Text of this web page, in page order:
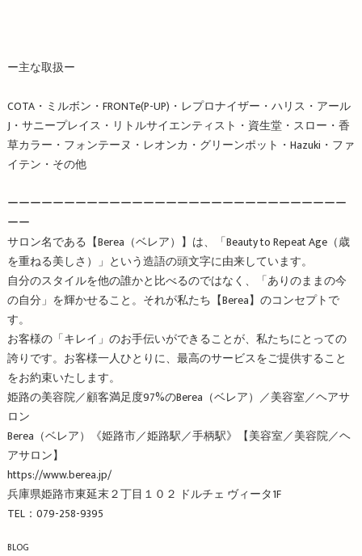
ー主な取扱ー
COTA・ミルボン・FRONTe(P-UP)・レプロナイザー・ハリス・アール
J・サニープレイス・リトルサイエンティスト・資生堂・スロー・香
草カラー・フォンテーヌ・レオンカ・グリーンポット・Hazuki・ファ
イテン・その他
ーーーーーーーーーーーーーーーーーーーーーーーーーーーーーー
ーー
サロン名である【Berea（ベレア）】は、「Beauty to Repeat Age（歳
を重ねる美しさ）」という造語の頭文字に由来しています。
自分のスタイルを他の誰かと比べるのではなく、「ありのままの今
の自分」を輝かせること。それが私たち【Berea】のコンセプトで
す。
お客様の「キレイ」のお手伝いができることが、私たちにとっての
誇りです。お客様一人ひとりに、最高のサービスをご提供すること
をお約束いたします。
姫路の美容院／顧客満足度97%のBerea（ベレア）／美容室／ヘアサ
ロン
Berea（ベレア）《姫路市／姫路駅／手柄駅》【美容室／美容院／ヘ
アサロン】
https://www.berea.jp/
兵庫県姫路市東延末２丁目１０２ ドルチェ ヴィータ1F
TEL：079-258-9395
BLOG